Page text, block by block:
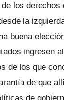
los derechos
la
buena
ingresen
de los que
de que
de